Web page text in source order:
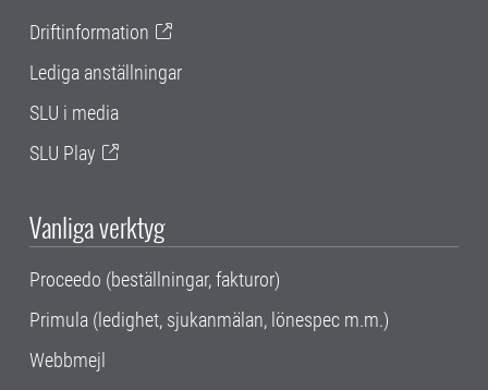
Driftinformation
Lediga anställningar
SLU i media
SLU Play
Vanliga verktyg
Proceedo (beställningar, fakturor)
Primula (ledighet, sjukanmälan, lönespec m.m.)
Webbmejl